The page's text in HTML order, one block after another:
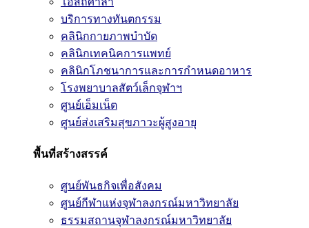
บริการทางทันตกรรม
คลินิกกายภาพบำบัด
คลินิกเทคนิคการแพทย์
คลินิกโภชนาการและการกำหนดอาหาร
โรงพยาบาลสัตว์เล็กจุฬาฯ
ศูนย์เอ็มเน็ต
ศูนย์ส่งเสริมสุขภาวะผู้สูงอายุ
พื้นที่สร้างสรรค์
ศูนย์พันธกิจเพื่อสังคม
ศูนย์กีฬาแห่งจุฬาลงกรณ์มหาวิทยาลัย
ธรรมสถานจุฬาลงกรณ์มหาวิทยาลัย